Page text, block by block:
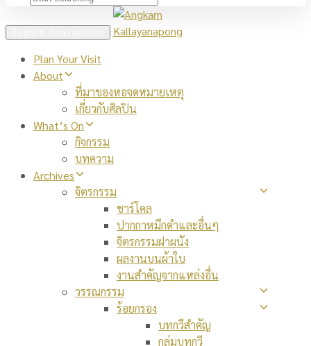
Plan Your Visit
About
ที่มาของหอจดหมายเหตุ
เกี่ยวกับศิลปิน
What’s On
กิจกรรม
บทความ
Archives
จิตรกรรม
ชาร์โคล
ปากกาหมึกดำและอื่นๆ
จิตรกรรมฝาผนัง
ผลงานบนผ้าใบ
งานสำคัญจากแหล่งอื่น
วรรณกรรม
ร้อยกรอง
บทกวีสำคัญ
กลุ่มบทกวี